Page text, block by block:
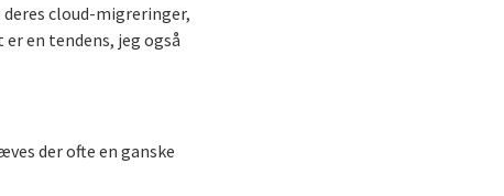
cloud-migreringer,
en tendens, jeg også
der ofte en ganske